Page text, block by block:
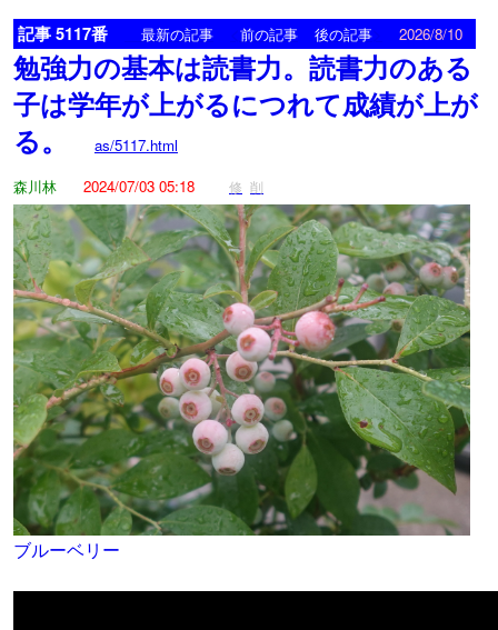
記事 5117番 最新の記事 前の記事 後の記事 2026/8/10
勉強力の基本は読書力。読書力のある
子は学年が上がるにつれて成績が上が
る。
as/5117.html
森川林
2024/07/03 05:18 修 削
ブルーベリー